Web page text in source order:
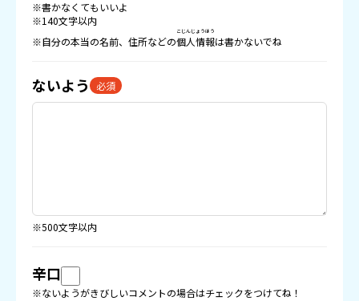
※書かなくてもいいよ
※140文字以内
※自分の本当の名前、住所などの個人情報
こじんじょうほう
は書かないでね
ないよう 必須
※500文字以内
辛口
※ないようがきびしいコメントの場合はチェックをつけてね！